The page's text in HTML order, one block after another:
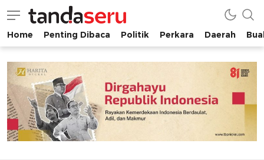
tandaseru.com | Penting Dibaca
tandaseru.com
Home Penting Dibaca Politik Perkara Daerah